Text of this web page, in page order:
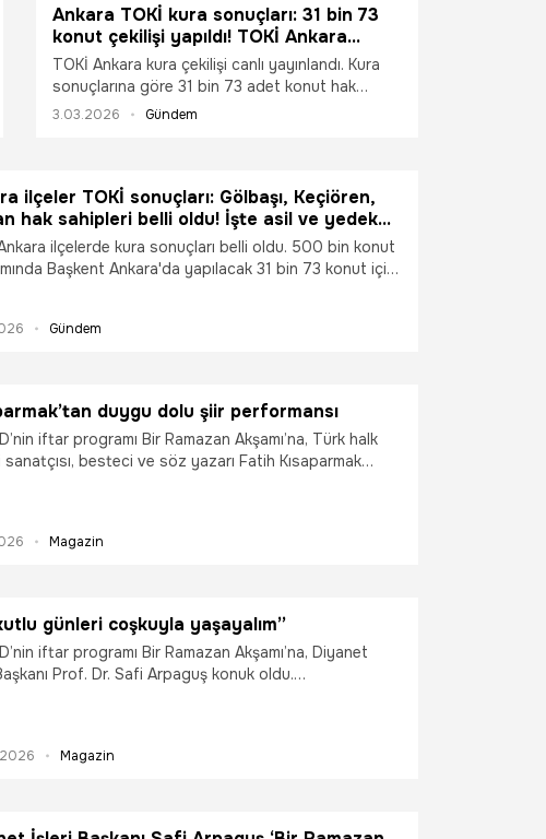
Ankara TOKİ kura sonuçları: 31 bin 73
konut çekilişi yapıldı! TOKİ Ankara
kazanan isimler listesi
TOKİ Ankara kura çekilişi canlı yayınlandı. Kura
sonuçlarına göre 31 bin 73 adet konut hak
sahibine kavuştu. 500 bin konut kapsamında
İşte ANKARA TOKİ kazanan isimler listesi...
3.03.2026 Gündem
ilçeler TOKİ sonuçları: Gölbaşı, Keçiören,
hak sahipleri belli oldu! İşte asil ve yedek
ilçelerde kura sonuçları belli oldu. 500 bin konut
Başkent Ankara'da yapılacak 31 bin 73 konut için
e devlet ve resmi internet sayfalarından
Gündem
duygu dolu şiir performansı
iftar programı Bir Ramazan Akşamı’na, Türk halk
sanatçısı, besteci ve söz yazarı Fatih Kısaparmak
Kısaparmak’ın duygu yüklü performansı izleyicilere
Magazin
günleri coşkuyla yaşayalım”
iftar programı Bir Ramazan Akşamı’na, Diyanet
Prof. Dr. Safi Arpaguş konuk oldu.
Magazin